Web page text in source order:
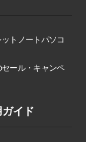
トノートパソコ
セール・キャンペ
ガイド